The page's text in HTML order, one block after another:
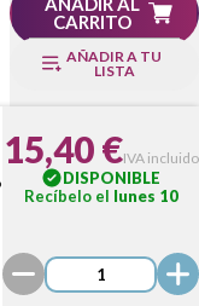
CARRITO
AÑADIR A TU
LISTA
15,40 €IVA incluido
DISPONIBLE
Recíbelo el lunes 10